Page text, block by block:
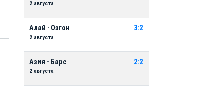
2 августа
Алай - Озгон
2 августа
3:2
Азия - Барс
2 августа
2:2